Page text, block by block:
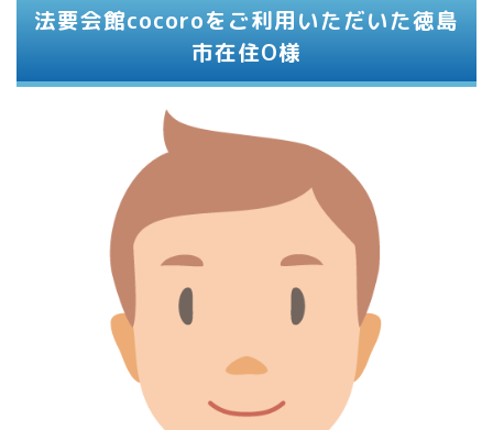
法要会館cocoroをご利用いただいた徳島
市在住O様